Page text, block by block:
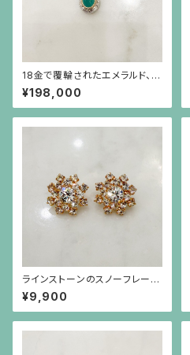
18金で覆輪されたエメラルド、彫
りの施されたプラチナに小さな
ダイヤモンドのペンダント（チェ
ーン別）
¥198,000
ラインストーンのスノーフレーク
のような金色ピアス（チタンポス
ト）
¥9,900